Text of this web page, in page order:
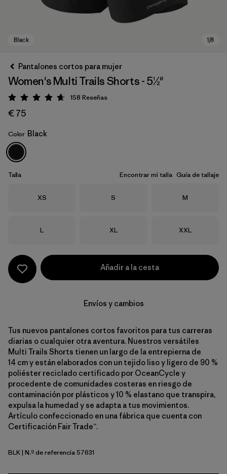
Black
Pantalones cortos para mujer
Women's Multi Trails Shorts - 5½"
Puntuación: 4.7 / 5
158 Reseñas
€ 75
Color Black
Talla Encontrar mi talla Guía de tallaje
Talla
XS Talla
S Talla
M
Talla
L Talla
XL Talla
XXL
Añadir a la cesta
Envíos y cambios
Tus nuevos pantalones cortos favoritos para tus carreras
diarias o cualquier otra aventura. Nuestros versátiles
Multi Trails Shorts tienen un largo de la entrepierna de
14 cm y están elaborados con un tejido liso y ligero de 90 %
poliéster reciclado certificado por OceanCycle y
procedente de comunidades costeras en riesgo de
contaminación por plásticos y 10 % elastano que transpira,
expulsa la humedad y se adapta a tus movimientos.
Artículo confeccionado en una fábrica que cuenta con
Certificación Fair Trade™.
Black
BLK| N.º de referencia 57631